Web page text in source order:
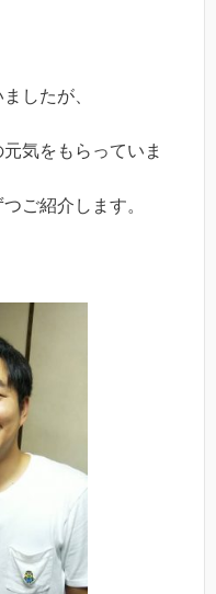
したが、
気をもらっていま
ご紹介します。